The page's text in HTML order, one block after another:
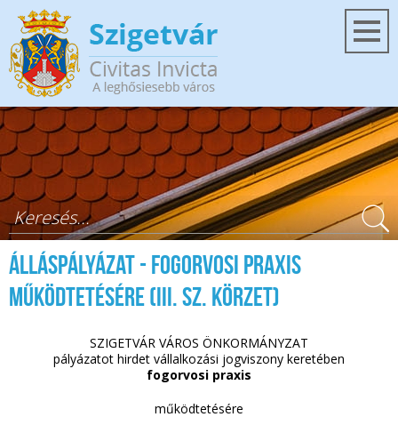
Ugrás a tartalomra
Keresés űrlap
Álláspályázat - fogorvosi praxis
működtetésére (III. sz. körzet)
SZIGETVÁR VÁROS ÖNKORMÁNYZAT
pályázatot hirdet vállalkozási jogviszony keretében
fogorvosi praxis
működtetésére